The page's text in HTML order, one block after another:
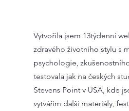
Vytvořila jsem 13týdenní
zdravého životního stylu s
psychologie,
testovala jak na českých
Stevens Point v USA, kde
vytvářím další materiály,